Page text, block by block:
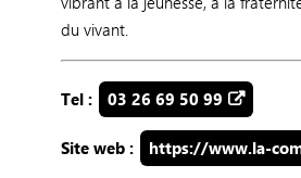
du vivant.
Tel : 03 26 69 50 99
Site web : https://www.la-